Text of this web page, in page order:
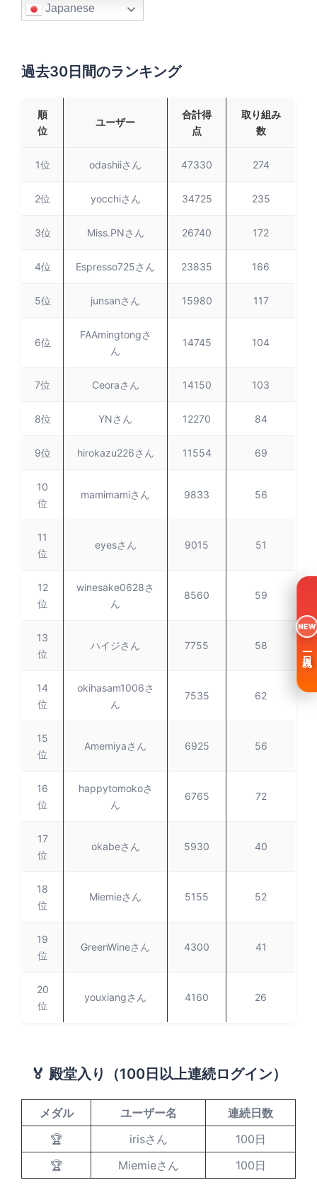
Japanese
過去30日間のランキング
順
位
ユーザー
合計得
点
取り組み
数
1位 odashiiさん 47330 274
2位 yocchiさん 34725 235
3位 Miss.PNさん 26740 172
4位 Espresso725さん 23835 166
5位 junsanさん 15980 117
6位
FAAmingtongさ
ん
14745 104
7位 Ceoraさん 14150 103
8位 YNさん 12270 84
9位 hirokazu226さん 11554 69
10
位
mamimamiさん 9833 56
11
位
eyesさん 9015 51
12
位
winesake0628さ
ん
8560 59
13
位
ハイジさん 7755 58
14
位
okihasam1006さ
ん
7535 62
15
位
Amemiyaさん 6925 56
16
位
happytomokoさ
ん
6765 72
17
位
okabeさん 5930 40
18
位
Miemieさん 5155 52
19
位
GreenWineさん 4300 41
20
位
youxiangさん 4160 26
🏅 殿堂入り（100日以上連続ログイン）
メダル ユーザー名
連続日数
🏆
irisさん
100日
🏆
Miemieさん 100日
NEW